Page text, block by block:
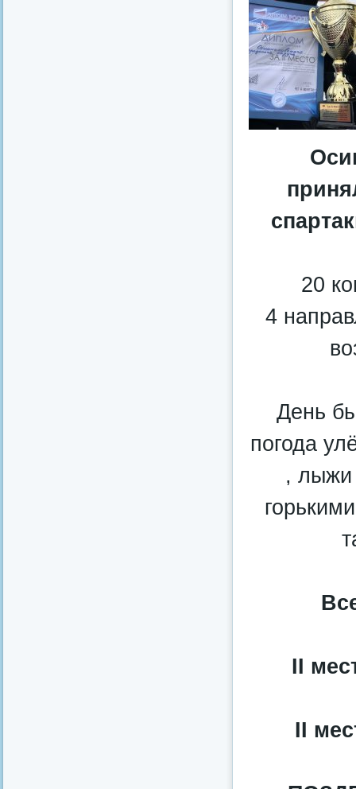
20
4
День
погода
, лыжи
II
II